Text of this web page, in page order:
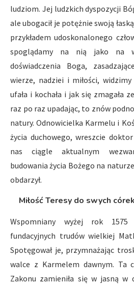
ludziom. Jej ludzkich dyspozycji
ale ubogacił je potężnie swoją
przykładem udoskonalonego
spoglądamy na nią jako na
doświadczenia Boga,
wierze, nadziei i miłości,
ufała i kochała i jak się zmagała
raz po raz upadając, to znów
natury. Odnowicielka Karmelu i
życia duchowego, wreszcie
nas ciągle aktualnym
budowania życia Bożego na
obdarzył.
Miłość Teresy do swych
Wspomniany wyżej rok 1575
fundacyjnych trudów wielkiej
Spotęgował je, przymnażając
walce z Karmelem dawnym. Ta
Zakonu zamieniła się w jasną w